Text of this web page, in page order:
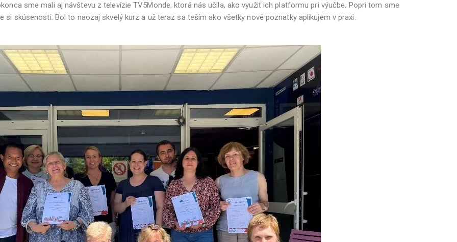
sme mali aj návštevu z televízie TV5Monde, ktorá nás učila, ako využiť ich platformu pri výučbe. Popri tom sme
si skúsenosti. Bol to naozaj skvelý kurz a už teraz sa teším ako všetky nové poznatky aplikujem v praxi.